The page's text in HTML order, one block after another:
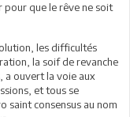
pour que le rêve ne soit
les difficultés
la soif de revanche
a ouvert la voie aux
et tous se
saint consensus au nom